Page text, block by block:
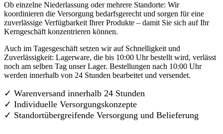
Ob einzelne Niederlassung oder mehrere Standorte: Wir
koordinieren die Versorgung bedarfsgerecht und sorgen für eine
zuverlässige Verfügbarkeit Ihrer Produkte – damit Sie sich auf Ihr
Kerngeschäft konzentrieren können.
Auch im Tagesgeschäft setzen wir auf Schnelligkeit und
Zuverlässigkeit: Lagerware, die bis 10:00 Uhr bestellt wird, verlässt
noch am selben Tag unser Lager. Bestellungen nach 10:00 Uhr
werden innerhalb von 24 Stunden bearbeitet und versendet.
✓ Warenversand innerhalb 24 Stunden
✓ Individuelle Versorgungskonzepte
✓ Standortübergreifende Versorgung und Belieferung